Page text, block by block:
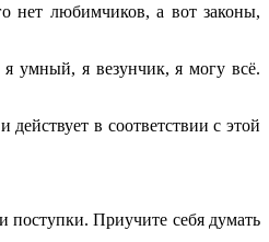
нет любимчиков, а вот законы,
умный, я везунчик, я могу всё.
в соответствии с этой
поступки. Приучите себя думать